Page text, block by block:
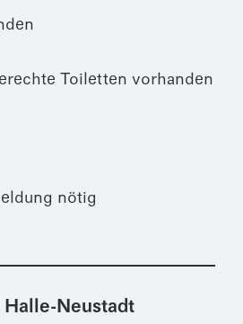
Toiletten vorhanden
nötig
Halle-Neustadt